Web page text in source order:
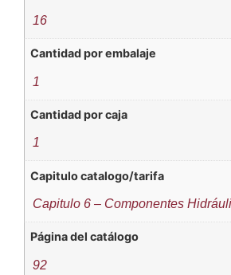
16
Cantidad por embalaje
1
Cantidad por caja
1
Capitulo catalogo/tarifa
Capitulo 6 – Componentes
Página del catálogo
92